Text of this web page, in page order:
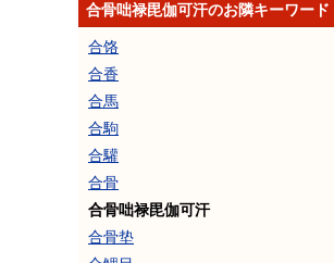
合骨咄禄毘伽可汗のお隣キーワード
合饹
合香
合馬
合駒
合驩
合骨
合骨咄禄毘伽可汗
合骨垫